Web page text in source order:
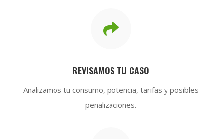

REVISAMOS TU CASO
Analizamos tu consumo, potencia, tarifas y posibles
penalizaciones.